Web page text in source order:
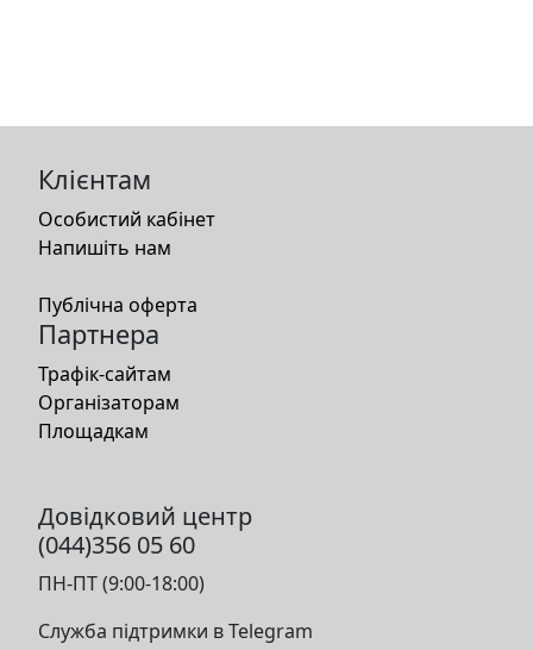
Клієнтам
Особистий кабінет
Напишіть нам
Публічна оферта
Партнера
Трафік-сайтам
Організаторам
Площадкам
Довідковий центр
(044)356 05 60
ПН-ПТ (9:00-18:00)
Служба підтримки в Telegram